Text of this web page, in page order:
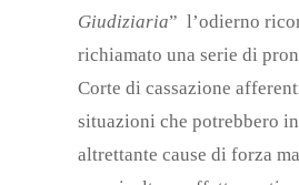
Giudiziaria” l’odierno
richiamato una serie di
Corte di cassazione
situazioni che potrebbero
altrettante cause di forza